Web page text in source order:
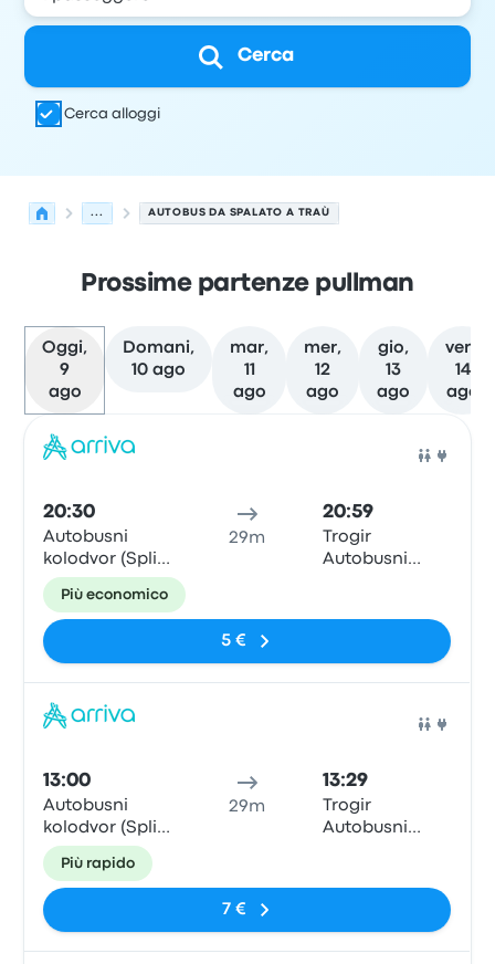
Cerca
Cerca alloggi
... AUTOBUS DA SPALATO A TRAÙ
Prossime partenze pullman
Oggi,
9
ago
Domani,
10 ago
mar,
11
ago
mer,
12
ago
gio,
13
ago
ven,
14
ago
20:30
Autobusni
kolodvor (Split
Central Bus
Station)
29m
20:59
Trogir
Autobusni
Più economico
5 €
13:00
Autobusni
kolodvor (Split
Central Bus
Station)
29m
13:29
Trogir
Autobusni
Più rapido
7 €